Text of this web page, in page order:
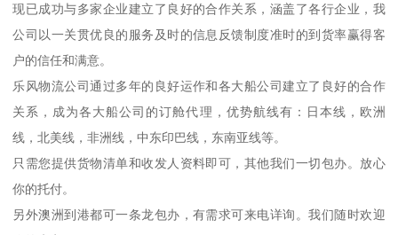
现已成功与多家企业建立了良好的合作关系，涵盖了各行企业，我
公司以一关贯优良的服务及时的信息反馈制度准时的到货率赢得客
户的信任和满意。
乐风物流公司通过多年的良好运作和各大船公司建立了良好的合作
关系，成为各大船公司的订舱代理，优势航线有：日本线，欧洲
线，北美线，非洲线，中东印巴线，东南亚线等。
只需您提供货物清单和收发人资料即可，其他我们一切包办。放心
你的托付。
另外澳洲到港都可一条龙包办，有需求可来电详询。我们随时欢迎